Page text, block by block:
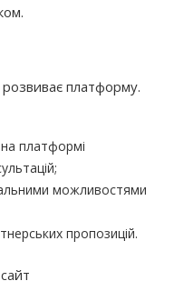
платформу.
на платформі
можливостями
пропозицій.